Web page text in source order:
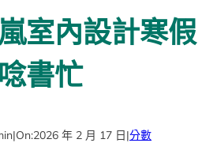
室內設計寒假
唸書忙
|On:2026 年 2 月 17 日|分數